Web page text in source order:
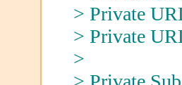
> Private
> Private
>